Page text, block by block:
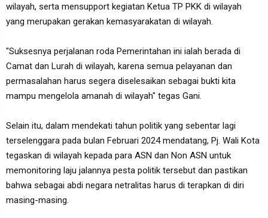
wilayah, serta mensupport kegiatan Ketua TP PKK di wilayah
yang merupakan gerakan kemasyarakatan di wilayah.
"Suksesnya perjalanan roda Pemerintahan ini ialah berada di
Camat dan Lurah di wilayah, karena semua pelayanan dan
permasalahan harus segera diselesaikan sebagai bukti kita
mampu mengelola amanah di wilayah" tegas Gani.
Selain itu, dalam mendekati tahun politik yang sebentar lagi
terselenggara pada bulan Februari 2024 mendatang, Pj. Wali Kota
tegaskan di wilayah kepada para ASN dan Non ASN untuk
memonitoring laju jalannya pesta politik tersebut dan pastikan
bahwa sebagai abdi negara netralitas harus di terapkan di diri
masing-masing.